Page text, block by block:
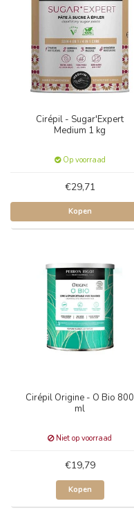
Cirépil - Sugar'Expert
Medium 1 kg
Op voorraad
€29,71
Kopen
Cirépil Origine - O Bio 800
ml
Niet op voorraad
€19,79
Kopen